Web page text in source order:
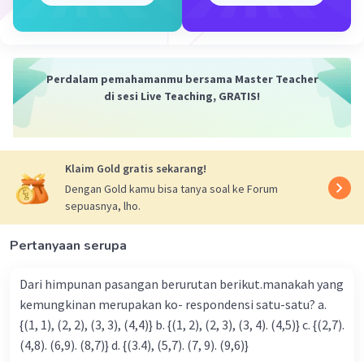
Beri Rating·0.0( 0) Balas
Perdalam pemahamanmu bersama Master Teacher
di sesi Live Teaching, GRATIS!
Klaim Gold gratis sekarang!
Dengan Gold kamu bisa tanya soal ke Forum
sepuasnya, lho.
Pertanyaan serupa
Dari himpunan pasangan berurutan berikut.manakah yang
kemungkinan merupakan ko- respondensi satu-satu? a.
{(1, 1), (2, 2), (3, 3), (4,4)} b. {(1, 2), (2, 3), (3, 4). (4,5)} c. {(2,7).
(4,8). (6,9). (8,7)} d. {(3.4), (5,7). (7, 9). (9,6)}